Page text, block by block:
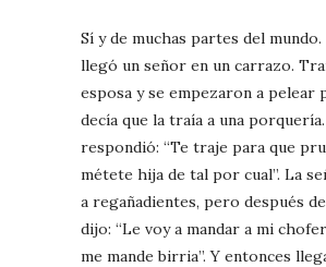
Sí y de muchas partes del
llegó un señor en un carrazo.
esposa y se empezaron a pelear
decía que la traía a una
respondió: “Te traje para que
métete hija de tal por cual”. La
a regañadientes, pero después
dijo: “Le voy a mandar a mi
me mande birria”. Y entonces